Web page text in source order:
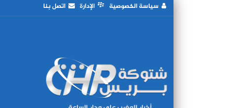
سياسة الخصوصية الإدارة اتصل بنا